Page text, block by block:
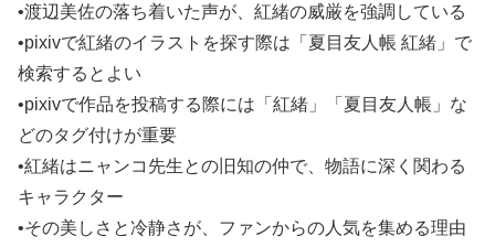
•渡辺美佐の落ち着いた声が、紅緒の威厳を強調している
•pixivで紅緒のイラストを探す際は「夏目友人帳 紅緒」で
検索するとよい
•pixivで作品を投稿する際には「紅緒」「夏目友人帳」な
どのタグ付けが重要
•紅緒はニャンコ先生との旧知の仲で、物語に深く関わる
キャラクター
•その美しさと冷静さが、ファンからの人気を集める理由